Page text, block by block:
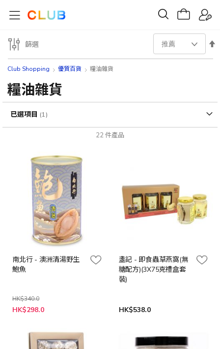
Club Shopping 優質百貨 糧油雜貨
糧油雜貨
22件產品
設
序
方
南北行 - 澳洲清湯野生
鮑魚
HK$340.0
特
殊
HK$298.0
盞記 - 即食蟲草燕窩(無
糖配方)(3X75克禮盒套
裝)
HK$538.0
篩選
已選項目